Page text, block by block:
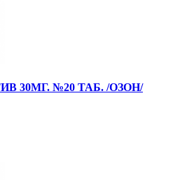
30МГ. №20 ТАБ. /ОЗОН/